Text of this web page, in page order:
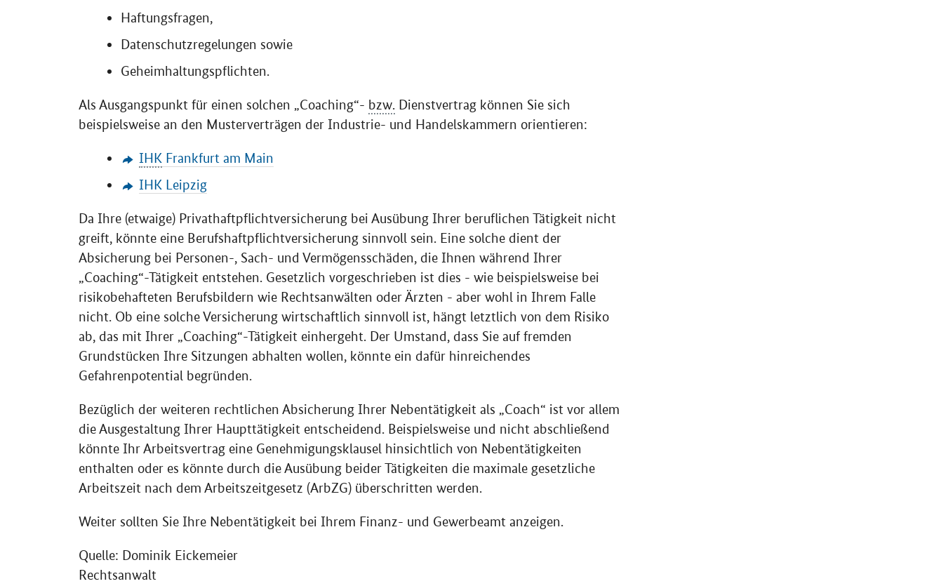
Haftungsfragen,
Datenschutzregelungen sowie
Geheimhaltungspflichten.
Als Ausgangspunkt für einen solchen „Coaching“- bzw. Dienstvertrag können Sie sich
beispielsweise an den Musterverträgen der Industrie- und Handelskammern orientieren:
IHK Frankfurt am Main
IHK Leipzig
Da Ihre (etwaige) Privathaftpflichtversicherung bei Ausübung Ihrer beruflichen Tätigkeit nicht
greift, könnte eine Berufshaftpflichtversicherung sinnvoll sein. Eine solche dient der
Absicherung bei Personen-, Sach- und Vermögensschäden, die Ihnen während Ihrer
„Coaching“-Tätigkeit entstehen. Gesetzlich vorgeschrieben ist dies - wie beispielsweise bei
risikobehafteten Berufsbildern wie Rechtsanwälten oder Ärzten - aber wohl in Ihrem Falle
nicht. Ob eine solche Versicherung wirtschaftlich sinnvoll ist, hängt letztlich von dem Risiko
ab, das mit Ihrer „Coaching“-Tätigkeit einhergeht. Der Umstand, dass Sie auf fremden
Grundstücken Ihre Sitzungen abhalten wollen, könnte ein dafür hinreichendes
Gefahrenpotential begründen.
Bezüglich der weiteren rechtlichen Absicherung Ihrer Nebentätigkeit als „Coach“ ist vor allem
die Ausgestaltung Ihrer Haupttätigkeit entscheidend. Beispielsweise und nicht abschließend
könnte Ihr Arbeitsvertrag eine Genehmigungsklausel hinsichtlich von Nebentätigkeiten
enthalten oder es könnte durch die Ausübung beider Tätigkeiten die maximale gesetzliche
Arbeitszeit nach dem Arbeitszeitgesetz (ArbZG) überschritten werden.
Weiter sollten Sie Ihre Nebentätigkeit bei Ihrem Finanz- und Gewerbeamt anzeigen.
Quelle: Dominik Eickemeier
Rechtsanwalt